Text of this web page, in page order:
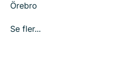
Örebro
Se fler...